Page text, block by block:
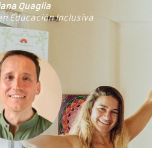
Quaglia
Educación Inclusiva